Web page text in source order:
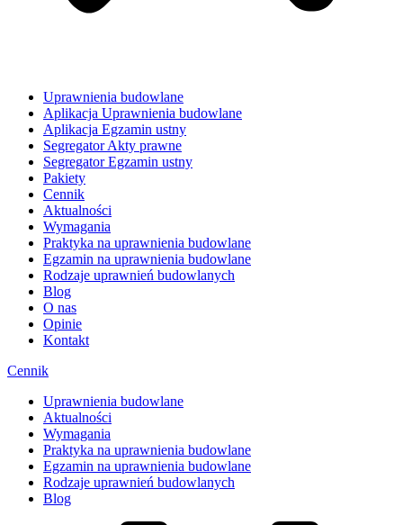
Uprawnienia budowlane
Aplikacja Uprawnienia budowlane
Aplikacja Egzamin ustny
Segregator Akty prawne
Segregator Egzamin ustny
Pakiety
Cennik
Aktualności
Wymagania
Praktyka na uprawnienia budowlane
Egzamin na uprawnienia budowlane
Rodzaje uprawnień budowlanych
Blog
O nas
Opinie
Kontakt
Cennik
Uprawnienia budowlane
Aktualności
Wymagania
Praktyka na uprawnienia budowlane
Egzamin na uprawnienia budowlane
Rodzaje uprawnień budowlanych
Blog